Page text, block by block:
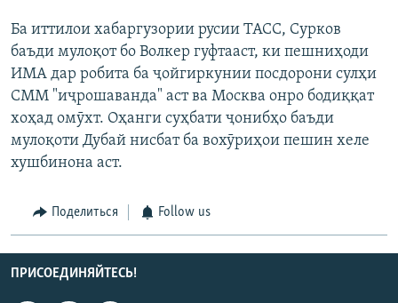
Ба иттилои хабаргузории русии ТАСС, Сурков
баъди мулоқот бо Волкер гуфтааст, ки пешниҳоди
ИМА дар робита ба ҷойгиркунии посдорони сулҳи
СММ "иҷрошаванда" аст ва Москва онро бодиққат
хоҳад омӯхт. Оҳанги суҳбати ҷонибҳо баъди
мулоқоти Дубай нисбат ба вохӯриҳои пешин хеле
хушбинона аст.
Поделиться Follow us
ПРИСОЕДИНЯЙТЕСЬ!